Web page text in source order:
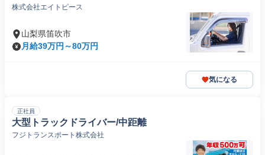
株式会社エイトピース
山梨県笛吹市
月給39万円～80万円
気になる
正社員
大型トラックドライバー/中距離
フジトランスポート株式会社